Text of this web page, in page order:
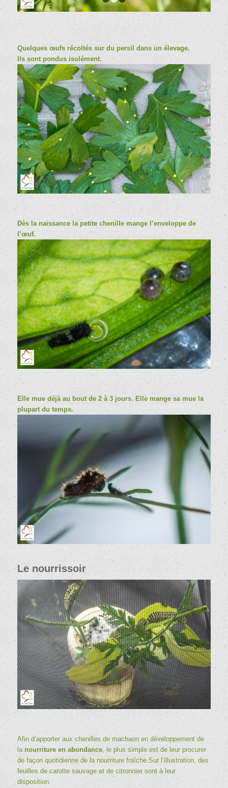
1 2
Quelques œufs récoltés sur du persil dans un élevage.
Ils sont pondus isolément.
Dès la naissance la petite chenille mange l’enveloppe de
l’œuf.
Elle mue déjà au bout de 2 à 3 jours. Elle mange sa mue la
plupart du temps.
Le nourrissoir
Afin d’apporter aux chenilles de machaon en développement de
la nourriture en abondance, le plus simple est de leur procurer
de façon quotidienne de la nourriture fraîche.Sur l’illustration, des
feuilles de carotte sauvage et de citronnier sont à leur
disposition.